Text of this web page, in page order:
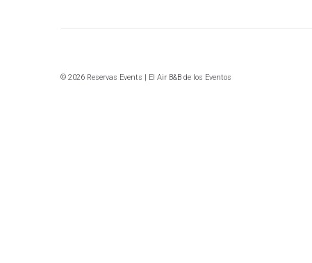
© 2026 Reservas Events | El Air B&B de los Eventos